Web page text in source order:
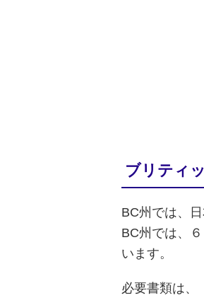
ブリティ
BC州では、
BC州では、
います。
必要書類は、